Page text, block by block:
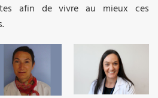
afin de vivre au mieux ces